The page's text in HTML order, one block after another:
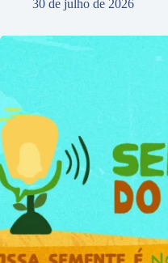
30 de julho de 2026